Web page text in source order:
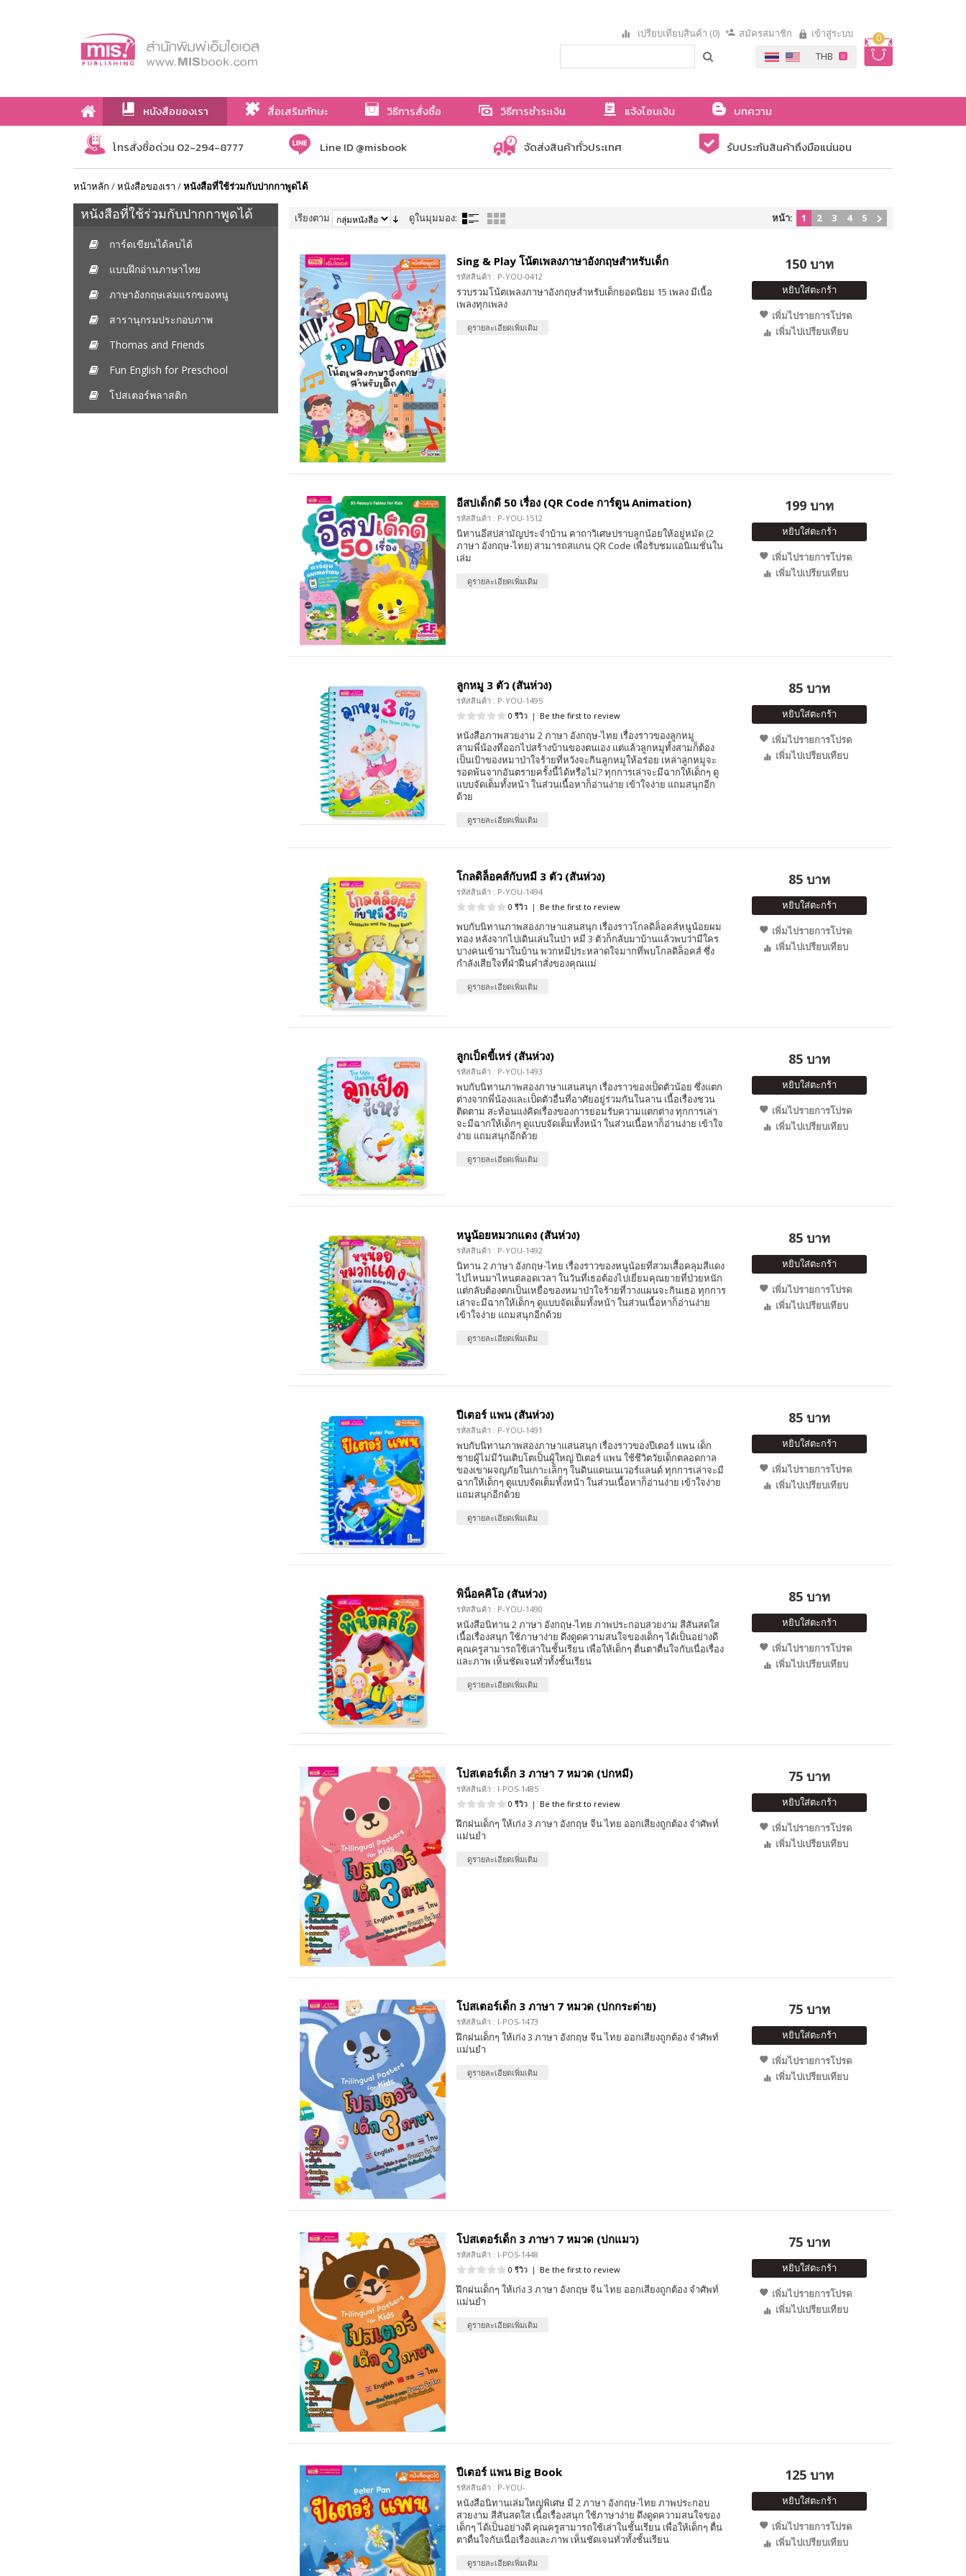
0
เปรียบเทียบสินค้า (0) สมัครสมาชิก เข้าสู่ระบบ
หนังสือของเรา สื่อเสริมทักษะ วิธีการสั่งซื้อ วิธีการชำระเงิน แจ้งโอนเงิน
บทความ
เกี่ยวกับเรา
โทรสั่งซื้อด่วน 02-294-8777 Line ID @misbook จัดส่งสินค้าทั่วประเทศ รับประกันสินค้าถึงมือแน่นอน
หน้าหลัก /หนังสือของเรา /หนังสือที่ใช้ร่วมกับปากกาพูดได้
หนังสือที่ใช้ร่วมกับปากกาพูดได้
การ์ดเขียนได้ลบได้
แบบฝึกอ่านภาษาไทย
ภาษาอังกฤษเล่มแรกของหนู
สารานุกรมประกอบภาพ
Thomas and Friends
Fun English for Preschool
โปสเตอร์พลาสติก
เรียงตาม ดูในมุมมอง: หน้า: 1 2 3 4 5
Sing & Play โน้ตเพลงภาษาอังกฤษสำหรับเด็ก
รหัสสินค้า : P-YOU-0412
รวบรวมโน้ตเพลงภาษาอังกฤษสำหรับเด็กยอดนิยม 15 เพลง มีเนื้อ
เพลงทุกเพลง
ดูรายละเอียดเพิ่มเติม
150 บาท
หยิบใส่ตะกร้า
เพิ่มไปรายการโปรด
เพิ่มไปเปรียบเทียบ
อีสปเด็กดี 50 เรื่อง (QR Code การ์ตูน Animation)
รหัสสินค้า : P-YOU-1512
นิทานอีสปสามัญประจำบ้าน คาถาวิเศษปราบลูกน้อยให้อยู่หมัด (2
ภาษา อังกฤษ-ไทย) สามารถสแกน QR Code เพื่อรับชมแอนิเมชั่นใน
เล่ม
ดูรายละเอียดเพิ่มเติม
199 บาท
หยิบใส่ตะกร้า
เพิ่มไปรายการโปรด
เพิ่มไปเปรียบเทียบ
ลูกหมู 3 ตัว (สันห่วง)
รหัสสินค้า : P-YOU-1495
0 รีวิว | Be the first to review
หนังสือภาพสวยงาม 2 ภาษา อังกฤษ-ไทย เรื่องราวของลูกหมู
สามพี่น้องที่ออกไปสร้างบ้านของตนเอง แต่แล้วลูกหมูทั้งสามก็ต้อง
เป็นเป้าของหมาป่าใจร้ายที่หวังจะกินลูกหมูให้อร่อย เหล่าลูกหมูจะ
รอดพ้นจากอันตรายครั้งนี้ได้หรือไม่? ทุกการเล่าจะมีฉากให้เด็กๆ ดู
แบบจัดเต็มทั้งหน้า ในส่วนเนื้อหาก็อ่านง่าย เข้าใจง่าย แถมสนุกอีก
ด้วย
ดูรายละเอียดเพิ่มเติม
85 บาท
หยิบใส่ตะกร้า
เพิ่มไปรายการโปรด
เพิ่มไปเปรียบเทียบ
โกลดิล็อคส์กับหมี 3 ตัว (สันห่วง)
รหัสสินค้า : P-YOU-1494
0 รีวิว | Be the first to review
พบกับนิทานภาพสองภาษาแสนสนุก เรื่องราวโกลดิล็อคส์หนูน้อยผม
ทอง หลังจากไปเดินเล่นในป่า หมี 3 ตัวก็กลับมาบ้านแล้วพบว่ามีใคร
บางคนเข้ามาในบ้าน พวกหมีประหลาดใจมากที่พบโกลดิล็อคส์ ซึ่ง
กำลังเสียใจที่ฝ่าฝืนคำสั่งของคุณแม่
ดูรายละเอียดเพิ่มเติม
85 บาท
หยิบใส่ตะกร้า
เพิ่มไปรายการโปรด
เพิ่มไปเปรียบเทียบ
ลูกเป็ดขี้เหร่ (สันห่วง)
รหัสสินค้า : P-YOU-1493
พบกับนิทานภาพสองภาษาแสนสนุก เรื่องราวของเป็ดตัวน้อย ซึ่งแตก
ต่างจากพี่น้องและเป็ดตัวอื่นที่อาศัยอยู่ร่วมกันในลาน เนื้อเรื่องชวน
ติดตาม สะท้อนแง่คิดเรื่องของการยอมรับความแตกต่าง ทุกการเล่า
จะมีฉากให้เด็กๆ ดูแบบจัดเต็มทั้งหน้า ในส่วนเนื้อหาก็อ่านง่าย เข้าใจ
ง่าย แถมสนุกอีกด้วย
ดูรายละเอียดเพิ่มเติม
85 บาท
หยิบใส่ตะกร้า
เพิ่มไปรายการโปรด
เพิ่มไปเปรียบเทียบ
หนูน้อยหมวกแดง (สันห่วง)
รหัสสินค้า : P-YOU-1492
นิทาน 2 ภาษา อังกฤษ-ไทย เรื่องราวของหนูน้อยที่สวมเสื้อคลุมสีแดง
ไปไหนมาไหนตลอดเวลา ในวันที่เธอต้องไปเยี่ยมคุณยายที่ป่วยหนัก
แต่กลับต้องตกเป็นเหยื่อของหมาป่าใจร้ายที่วางแผนจะกินเธอ ทุกการ
เล่าจะมีฉากให้เด็กๆ ดูแบบจัดเต็มทั้งหน้า ในส่วนเนื้อหาก็อ่านง่าย
เข้าใจง่าย แถมสนุกอีกด้วย
ดูรายละเอียดเพิ่มเติม
85 บาท
หยิบใส่ตะกร้า
เพิ่มไปรายการโปรด
เพิ่มไปเปรียบเทียบ
ปีเตอร์ แพน (สันห่วง)
รหัสสินค้า : P-YOU-1491
พบกับนิทานภาพสองภาษาแสนสนุก เรื่องราวของปีเตอร์ แพน เด็ก
ชายผู้ไม่มีวันเติบโตเป็นผู้ใหญ่ ปีเตอร์ แพน ใช้ชีวิตวัยเด็กตลอดกาล
ของเขาผจญภัยในเกาะเล็กๆ ในดินแดนเนเวอร์แลนด์ ทุกการเล่าจะมี
ฉากให้เด็กๆ ดูแบบจัดเต็มทั้งหน้า ในส่วนเนื้อหาก็อ่านง่าย เข้าใจง่าย
แถมสนุกอีกด้วย
ดูรายละเอียดเพิ่มเติม
85 บาท
หยิบใส่ตะกร้า
เพิ่มไปรายการโปรด
เพิ่มไปเปรียบเทียบ
พิน็อคคิโอ (สันห่วง)
รหัสสินค้า : P-YOU-1490
หนังสือนิทาน 2 ภาษา อังกฤษ-ไทย ภาพประกอบสวยงาม สีสันสดใส
เนื้อเรื่องสนุก ใช้ภาษาง่าย ดึงดูดความสนใจของเด็กๆ ได้เป็นอย่างดี
คุณครูสามารถใช้เล่าในชั้นเรียน เพื่อให้เด็กๆ ตื่นตาตื่นใจกับเนื่อเรื่อง
และภาพ เห็นชัดเจนทั่วทั้งชั้นเรียน
ดูรายละเอียดเพิ่มเติม
85 บาท
หยิบใส่ตะกร้า
เพิ่มไปรายการโปรด
เพิ่มไปเปรียบเทียบ
โปสเตอร์เด็ก 3 ภาษา 7 หมวด (ปกหมี)
รหัสสินค้า : I-POS-1485
0 รีวิว | Be the first to review
ฝึกฝนเด็กๆ ให้เก่ง 3 ภาษา อังกฤษ จีน ไทย ออกเสียงถูกต้อง จำศัพท์
แม่นยำ
ดูรายละเอียดเพิ่มเติม
75 บาท
หยิบใส่ตะกร้า
เพิ่มไปรายการโปรด
เพิ่มไปเปรียบเทียบ
โปสเตอร์เด็ก 3 ภาษา 7 หมวด (ปกกระต่าย)
รหัสสินค้า : I-POS-1473
ฝึกฝนเด็กๆ ให้เก่ง 3 ภาษา อังกฤษ จีน ไทย ออกเสียงถูกต้อง จำศัพท์
แม่นยำ
ดูรายละเอียดเพิ่มเติม
75 บาท
หยิบใส่ตะกร้า
เพิ่มไปรายการโปรด
เพิ่มไปเปรียบเทียบ
โปสเตอร์เด็ก 3 ภาษา 7 หมวด (ปกแมว)
รหัสสินค้า : I-POS-1448
0 รีวิว | Be the first to review
ฝึกฝนเด็กๆ ให้เก่ง 3 ภาษา อังกฤษ จีน ไทย ออกเสียงถูกต้อง จำศัพท์
แม่นยำ
ดูรายละเอียดเพิ่มเติม
75 บาท
หยิบใส่ตะกร้า
เพิ่มไปรายการโปรด
เพิ่มไปเปรียบเทียบ
ปีเตอร์ แพน Big Book
รหัสสินค้า : P-YOU-
หนังสือนิทานเล่มใหญ่พิเศษ มี 2 ภาษา อังกฤษ-ไทย ภาพประกอบ
สวยงาม สีสันสดใส เนื้อเรื่องสนุก ใช้ภาษาง่าย ดึงดูดความสนใจของ
เด็กๆ ได้เป็นอย่างดี คุณครูสามารถใช้เล่าในชั้นเรียน เพื่อให้เด็กๆ ตื่น
ตาตื่นใจกับเนื่อเรื่องและภาพ เห็นชัดเจนทั่วทั้งชั้นเรียน
ดูรายละเอียดเพิ่มเติม
125 บาท
หยิบใส่ตะกร้า
เพิ่มไปรายการโปรด
เพิ่มไปเปรียบเทียบ